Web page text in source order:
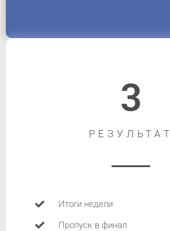
3
РЕЗУЛЬТАТ
Итоги недели
Пропуск в финал